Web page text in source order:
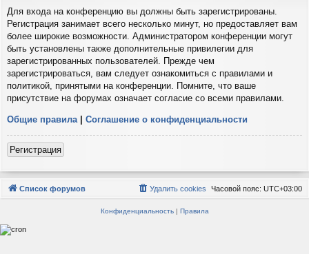
Для входа на конференцию вы должны быть зарегистрированы.
Регистрация занимает всего несколько минут, но предоставляет вам
более широкие возможности. Администратором конференции могут
быть установлены также дополнительные привилегии для
зарегистрированных пользователей. Прежде чем
зарегистрироваться, вам следует ознакомиться с правилами и
политикой, принятыми на конференции. Помните, что ваше
присутствие на форумах означает согласие со всеми правилами.
Общие правила | Соглашение о конфиденциальности
Регистрация
Список форумов Часовой пояс: UTC+03:00
Удалить cookies
Конфиденциальность| Правила